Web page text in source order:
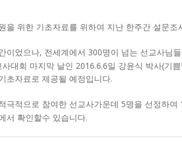
을 위한 기초자료를 위하여 지난 한주간 설문조
이었으나, 전세계에서 300명이 넘는 선교사님
대회 마지막 날인 2016.6.6일 강윤식 박사(기
초자료로 제공될 예정입니다.
극적으로 참여한 선교사가운데 5명을 선정하
서 확인할수 있습니다.